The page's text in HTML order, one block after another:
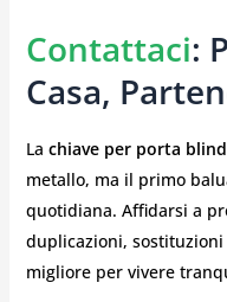
Contattaci:
Casa,
La chiave per porta
metallo, ma il primo
quotidiana. Affidarsi a
duplicazioni,
migliore per vivere